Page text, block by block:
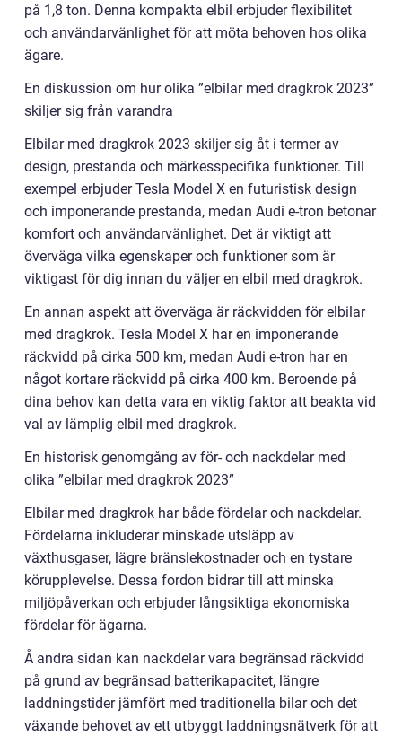
på 1,8 ton. Denna kompakta elbil erbjuder flexibilitet
och användarvänlighet för att möta behoven hos olika
ägare.
En diskussion om hur olika ”elbilar med dragkrok 2023”
skiljer sig från varandra
Elbilar med dragkrok 2023 skiljer sig åt i termer av
design, prestanda och märkesspecifika funktioner. Till
exempel erbjuder Tesla Model X en futuristisk design
och imponerande prestanda, medan Audi e-tron betonar
komfort och användarvänlighet. Det är viktigt att
överväga vilka egenskaper och funktioner som är
viktigast för dig innan du väljer en elbil med dragkrok.
En annan aspekt att överväga är räckvidden för elbilar
med dragkrok. Tesla Model X har en imponerande
räckvidd på cirka 500 km, medan Audi e-tron har en
något kortare räckvidd på cirka 400 km. Beroende på
dina behov kan detta vara en viktig faktor att beakta vid
val av lämplig elbil med dragkrok.
En historisk genomgång av för- och nackdelar med
olika ”elbilar med dragkrok 2023”
Elbilar med dragkrok har både fördelar och nackdelar.
Fördelarna inkluderar minskade utsläpp av
växthusgaser, lägre bränslekostnader och en tystare
körupplevelse. Dessa fordon bidrar till att minska
miljöpåverkan och erbjuder långsiktiga ekonomiska
fördelar för ägarna.
Å andra sidan kan nackdelar vara begränsad räckvidd
på grund av begränsad batterikapacitet, längre
laddningstider jämfört med traditionella bilar och det
växande behovet av ett utbyggt laddningsnätverk för att